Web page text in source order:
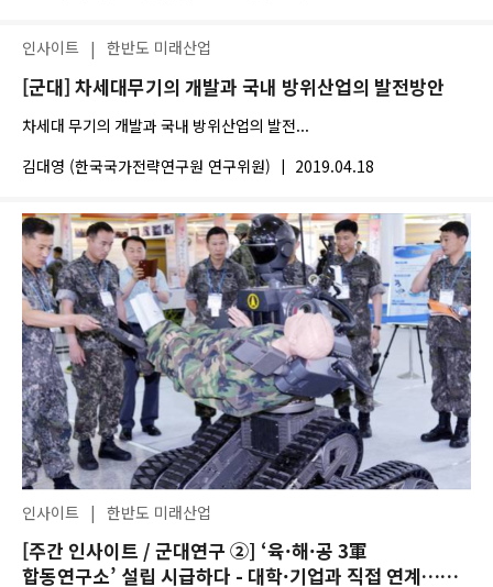
인사이트 | 한반도 미래산업
[군대] 차세대무기의 개발과 국내 방위산업의 발전방안
차세대 무기의 개발과 국내 방위산업의 발전...
김대영 (한국국가전략연구원 연구위원) | 2019.04.18
인사이트 | 한반도 미래산업
[주간 인사이트 / 군대연구 ②] ‘육·해·공 3軍
합동연구소’ 설립 시급하다 - 대학·기업과 직접 연계…